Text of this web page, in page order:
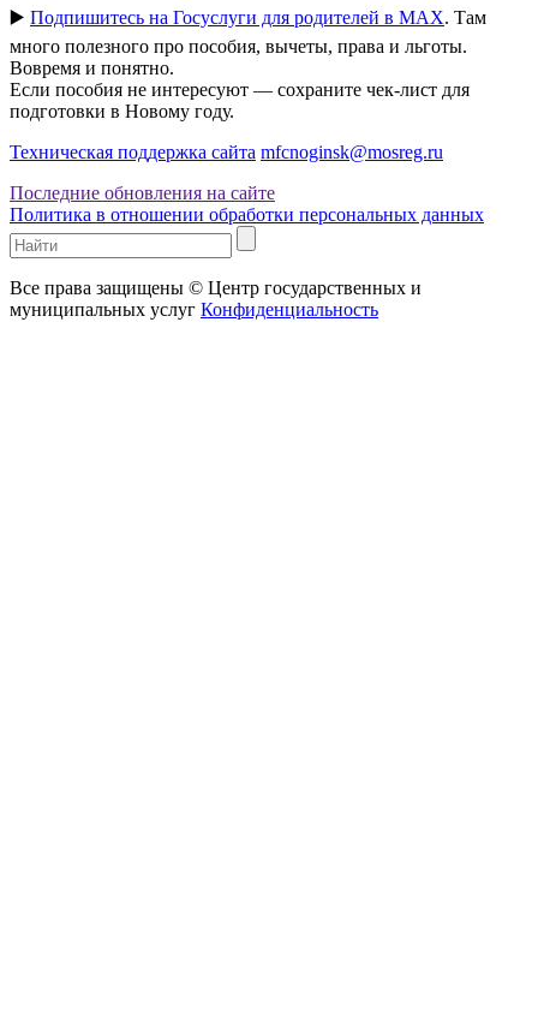
▶️ Подпишитесь на Госуслуги для родителей в MAX. Там
много полезного про пособия, вычеты, права и льготы.
Вовремя и понятно.
Если пособия не интересуют — сохраните чек-лист для
подготовки в Новому году.
Техническая поддержка сайта mfcnoginsk@mosreg.ru
Последние обновления на сайте
Политика в отношении обработки персональных данных
Все права защищены © Центр государственных и
муниципальных услуг Конфиденциальность